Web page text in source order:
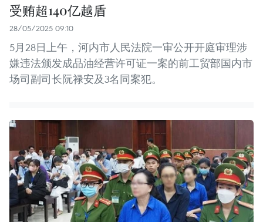
受贿超140亿越盾
28/05/2025 09:10
5月28日上午，河内市人民法院一审公开开庭审理涉
嫌违法颁发成品油经营许可证一案的前工贸部国内市
场司副司长阮禄安及3名同案犯。